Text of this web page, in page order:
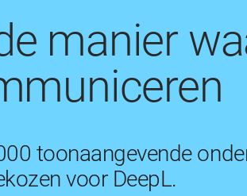
manier
toonaangevende
voor DeepL.